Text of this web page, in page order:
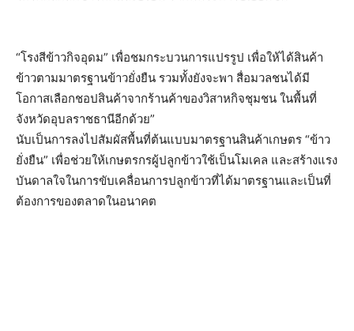
“โรงสีข้าวกิจอุดม” เพื่อชมกระบวนการแปรรูป เพื่อให้ได้สินค้า
ข้าวตามมาตรฐานข้าวยั่งยืน รวมทั้งยังจะพา สื่อมวลชนได้มี
โอกาสเลือกชอปสินค้าจากร้านค้าของวิสาหกิจชุมชน ในพื้นที่
จังหวัดอุบลราชธานีอีกด้วย”
นับเป็นการลงไปสัมผัสพื้นที่ต้นแบบมาตรฐานสินค้าเกษตร “ข้าว
ยั่งยืน” เพื่อช่วยให้เกษตรกรผู้ปลูกข้าวใช้เป็นโมเคล และสร้างแรง
บันดาลใจในการขับเคลื่อนการปลูกข้าวที่ได้มาตรฐานและเป็นที่
ต้องการของตลาดในอนาคต